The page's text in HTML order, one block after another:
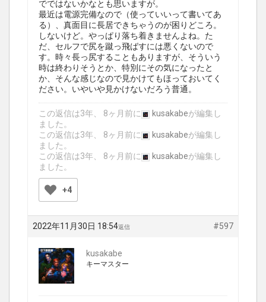
でではないかなとも思いますが。
最近は電源完備なので（使っていいって書いてあ
る）、真面目に長居できちゃうのが困りどころ。
しないけど。やっぱり落ち着きませんよね。た
だ、セルフで尻を蹴っ飛ばすには悪くないので
す。時々長っ尻することもありますが、そういう
時は終わりそうとか、特別にその気になったと
か、そんな感じなので見かけてもほっておいてく
ださい。いやいや見かけないだろう普通。
この返信は3年、 8ヶ月前に kusakabeが編集し
ました。
この返信は3年、 8ヶ月前に
kusakabeが編集し
ました。
この返信は3年、 8ヶ月前に
kusakabeが編集し
ました。
+4
2022年11月30日 18:54 #597
返信
kusakabe
キーマスター